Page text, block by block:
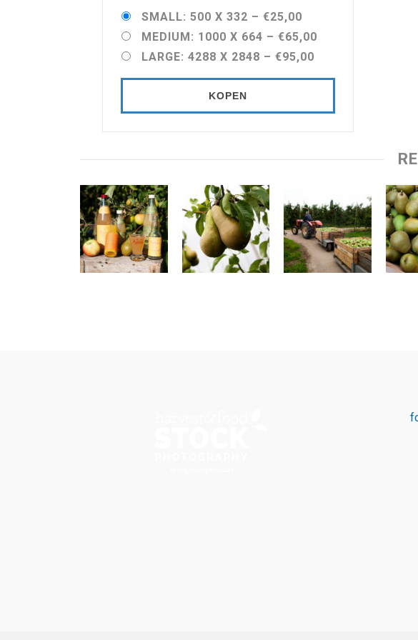
SMALL: 500 X 332 – €25,00
MEDIUM: 1000 X 664 – €65,00
LARGE: 4288 X 2848 – €95,00
KOPEN